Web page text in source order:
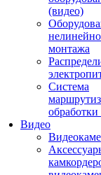
(видео)
монтажа
Система
обработки
Видео